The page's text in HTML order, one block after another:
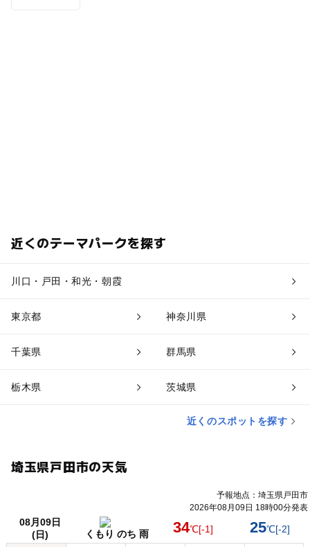
近くのテーマパークを探す
川口・戸田・和光・朝霞
東京都 神奈川県
千葉県 群馬県
栃木県 茨城県
近くのスポットを探す
埼玉県戸田市の天気
予報地点：埼玉県戸田市
2026年08月09日 18時00分発表
08月09日
(日)
くもり のち 雨 34℃[-1] 25℃[-2]